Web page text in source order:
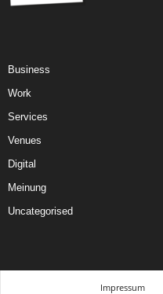
Business
Work
Services
Venues
Digital
Meinung
Uncategorised
Impressum